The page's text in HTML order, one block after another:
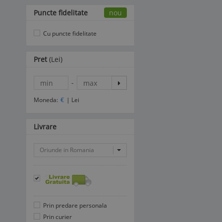
Puncte fidelitate nou
Cu puncte fidelitate
Pret (Lei)
-
Moneda: € | Lei
Livrare
Oriunde in Romania
Prin predare personala
Prin curier